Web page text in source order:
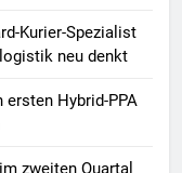
Kurier-Spezialist
neu denkt
ersten Hybrid-PPA
zweiten Quartal